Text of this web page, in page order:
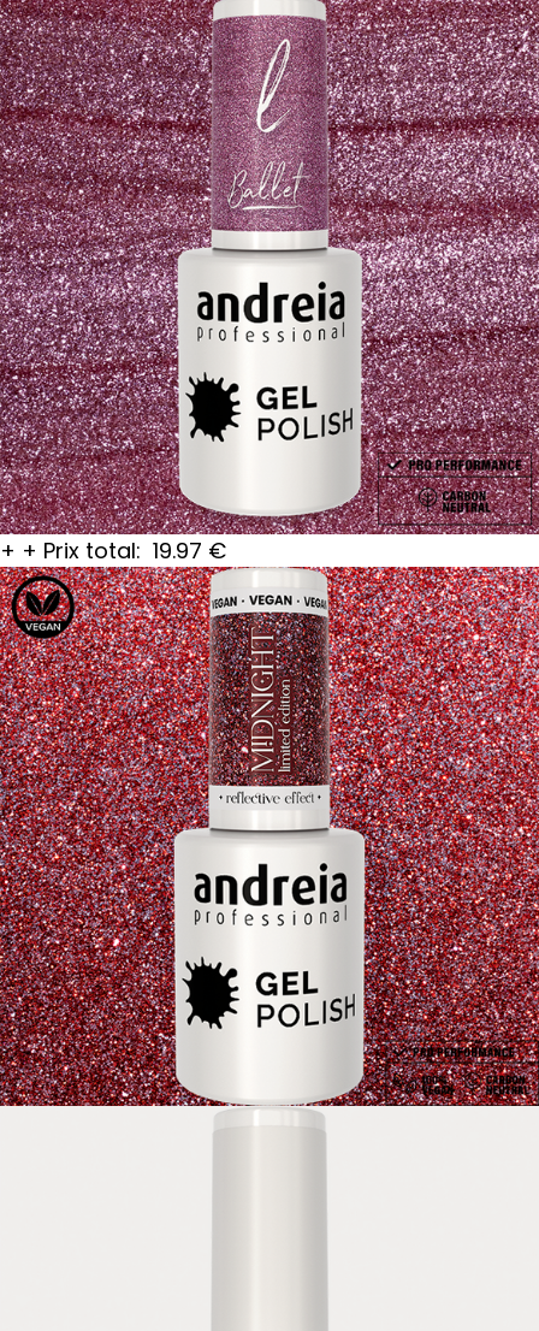
+ + Prix total: 19.97 €